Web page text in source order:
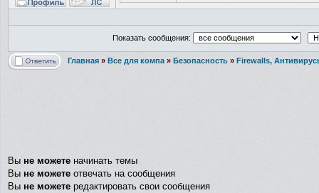
Показать сообщения:
Главная » Все для компа » Безопасность » Firewalls,
Вы не можете начинать темы
Вы не можете отвечать на сообщения
Вы не можете редактировать свои сообщения